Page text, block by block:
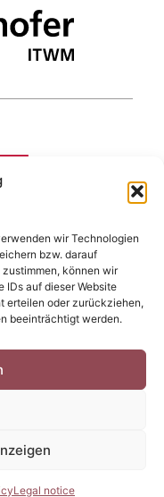
wir Technologien
bzw. darauf
können wir
IDs auf dieser Website
erteilen oder zurückziehen,
beeinträchtigt werden.
Legal notice